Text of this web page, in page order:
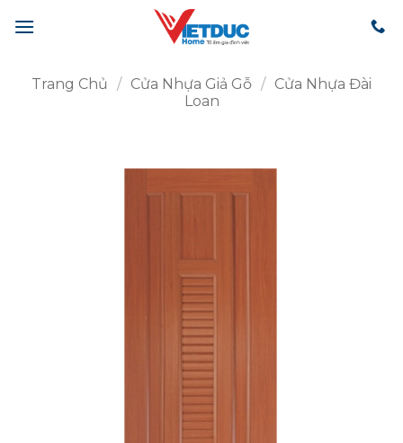
qua
dungTrang Chủ / Cửa Nhựa Giả Gỗ / Cửa Nhựa Đài
Loan